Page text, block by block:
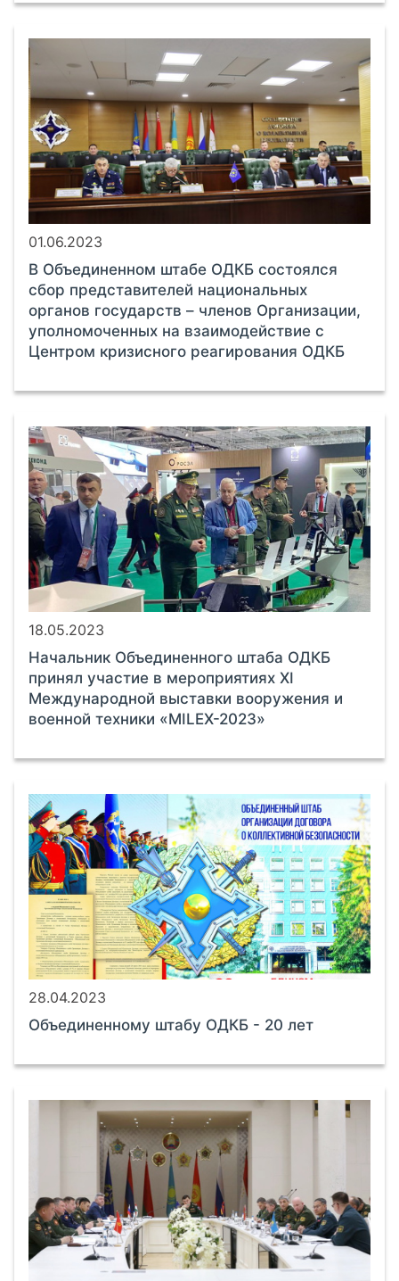
01.06.2023
В Объединенном штабе ОДКБ состоялся
сбор представителей национальных
органов государств – членов Организации,
уполномоченных на взаимодействие с
Центром кризисного реагирования ОДКБ
18.05.2023
Начальник Объединенного штаба ОДКБ
принял участие в мероприятиях ХI
Международной выставки вооружения и
военной техники «MILEX-2023»
28.04.2023
Объединенному штабу ОДКБ - 20 лет